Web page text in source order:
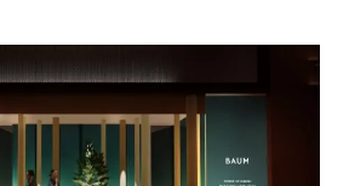
#マイナーグッド図鑑
。 #MONTHLY JOURNAL
#フイナムのYouTube
#FOCUS IT